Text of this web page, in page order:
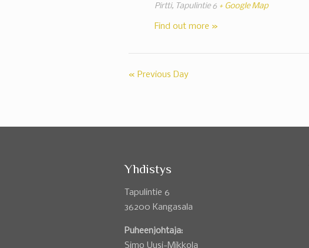
Pirtti, Tapulintie 6 + Google Map
Find out more »
« Previous Day
Yhdistys
Tapulintie 6
36200 Kangasala
Puheenjohtaja:
Simo Uusi-Mikkola